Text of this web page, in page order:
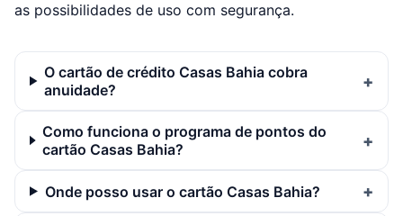
as possibilidades de uso com segurança.
O cartão de crédito Casas Bahia cobra
anuidade?
Como funciona o programa de pontos do
cartão Casas Bahia?
Onde posso usar o cartão Casas Bahia?